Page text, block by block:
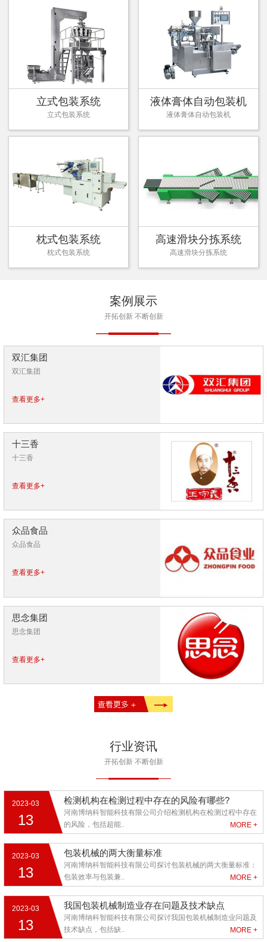
立式包装系统
立式包装系统
液体膏体自动包装机
液体膏体自动包装机
枕式包装系统
枕式包装系统
高速滑块分拣系统
高速滑块分拣系统
案例展示
开拓创新 不断创新
双汇集团
双汇集团
查看更多+
十三香
十三香
查看更多+
众品食品
众品食品
查看更多+
思念集团
思念集团
查看更多+
行业资讯
开拓创新 不断创新
2023-03
13
检测机构在检测过程中存在的风险有哪些?
河南博纳科智能科技有限公司介绍检测机构在检测过程中存在
的风险，包括超能..
MORE +
2023-03
13
包装机械的两大衡量标准
河南博纳科智能科技有限公司探讨包装机械的两大衡量标准：
包装效率与包装兼..
MORE +
2023-03
13
我国包装机械制造业存在问题及技术缺点
河南博纳科智能科技有限公司探讨我国包装机械制造业问题及
技术缺点，包括缺..
MORE +